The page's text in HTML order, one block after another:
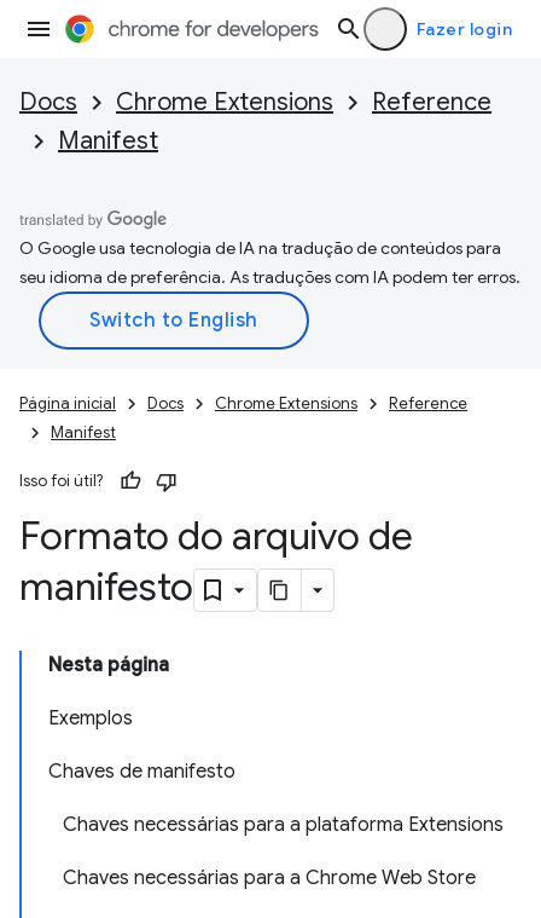
Fazer login
Docs Chrome Extensions
Reference
Manifest
O Google usa tecnologia de IA na tradução de conteúdos para
seu idioma de preferência. As traduções com IA podem ter erros.
Página inicial Docs Chrome Extensions
Reference
Manifest
Isso foi útil?
Formato do arquivo de
manifesto
Nesta página
Exemplos
Chaves de manifesto
Chaves necessárias para a plataforma Extensions
Chaves necessárias para a Chrome Web Store